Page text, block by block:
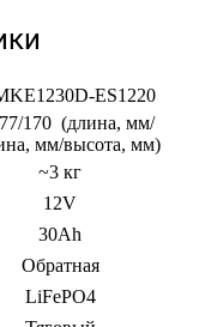
ES1220
170 (длина, мм/
мм/высота, мм)
~3 кг
12V
30Ah
Обратная
LiFePO4